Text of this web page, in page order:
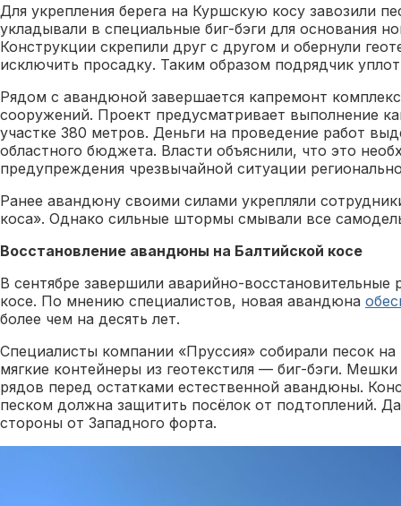
Для укрепления берега на Куршскую косу завозили
укладывали в специальные биг-бэги для основания
Конструкции скрепили друг с другом и обернули
исключить просадку. Таким образом подрядчик
Рядом с авандюной завершается капремонт
сооружений. Проект предусматривает выполнение
участке 380 метров. Деньги на проведение работ
областного бюджета. Власти объяснили, что это
предупреждения чрезвычайной ситуации
Ранее авандюну своими силами укрепляли
коса». Однако сильные штормы смывали все
Восстановление авандюны на Балтийской косе
В сентябре завершили аварийно-восстановительные
косе. По мнению специалистов, новая авандюна
более чем на десять лет.
Специалисты компании «Пруссия» собирали песок на
мягкие контейнеры из геотекстиля — биг-бэги.
рядов перед остатками естественной авандюны.
песком должна защитить посёлок от подтоплений.
стороны от Западного форта.